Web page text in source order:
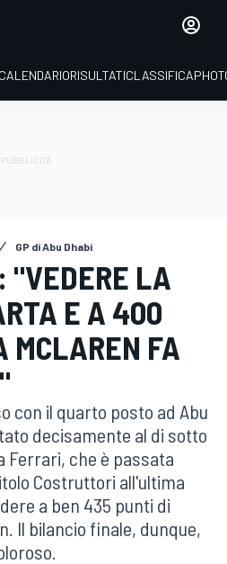
CALENDARIORISULTATICLASSIFICA
GP di Abu Dhabi
"VEDERE LA
E A 400
MCLAREN FA
con il quarto posto ad Abu
decisamente al di sotto
Ferrari, che è passata
Costruttori all'ultima
a ben 435 punti di
Il bilancio finale, dunque,